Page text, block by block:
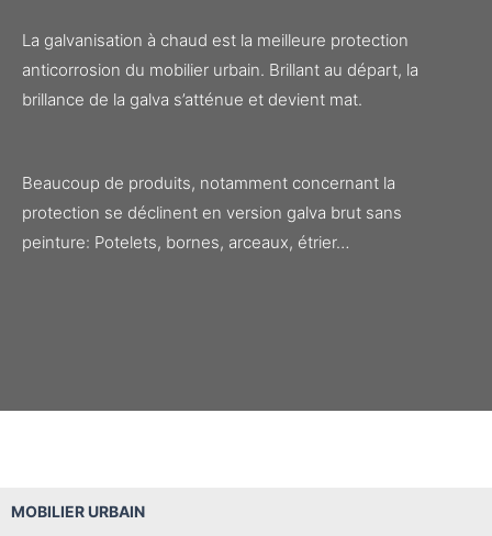
La galvanisation à chaud est la meilleure protection
anticorrosion du mobilier urbain. Brillant au départ, la
brillance de la galva s’atténue et devient mat.
Beaucoup de produits, notamment concernant la
protection se déclinent en version galva brut sans
peinture: Potelets, bornes, arceaux, étrier…
MOBILIER URBAIN